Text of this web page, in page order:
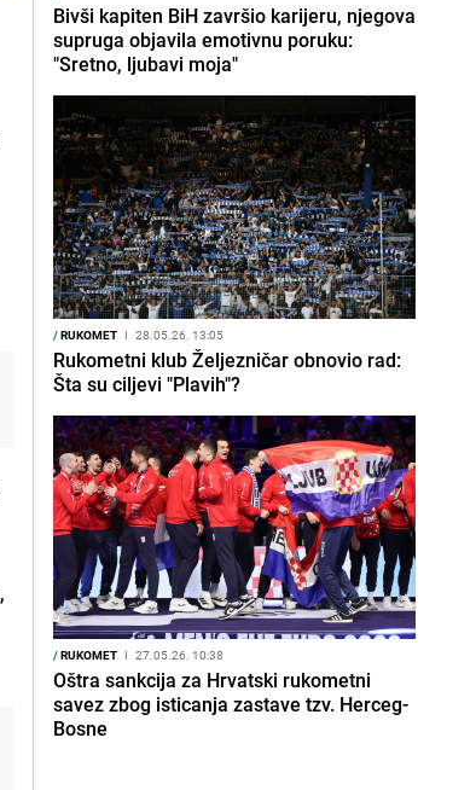
,
Bivši kapiten BiH završio karijeru, njegova
supruga objavila emotivnu poruku:
"Sretno, ljubavi moja"
/RUKOMET I 28.05.26. 13:05
Rukometni klub Željezničar obnovio rad:
Šta su ciljevi "Plavih"?
/RUKOMET I 27.05.26. 10:38
Oštra sankcija za Hrvatski rukometni
savez zbog isticanja zastave tzv. Herceg-
Bosne